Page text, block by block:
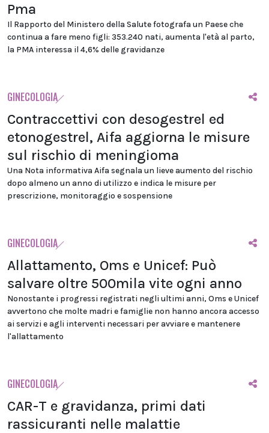
Pma
Il Rapporto del Ministero della Salute fotografa un Paese che
continua a fare meno figli: 353.240 nati, aumenta l'età al parto,
la PMA interessa il 4,6% delle gravidanze
GINECOLOGIA
Contraccettivi con desogestrel ed
etonogestrel, Aifa aggiorna le misure
sul rischio di meningioma
Una Nota informativa Aifa segnala un lieve aumento del rischio
dopo almeno un anno di utilizzo e indica le misure per
prescrizione, monitoraggio e sospensione
GINECOLOGIA
Allattamento, Oms e Unicef: Può
salvare oltre 500mila vite ogni anno
Nonostante i progressi registrati negli ultimi anni, Oms e Unicef
avvertono che molte madri e famiglie non hanno ancora accesso
ai servizi e agli interventi necessari per avviare e mantenere
l'allattamento
GINECOLOGIA
CAR-T e gravidanza, primi dati
rassicuranti nelle malattie